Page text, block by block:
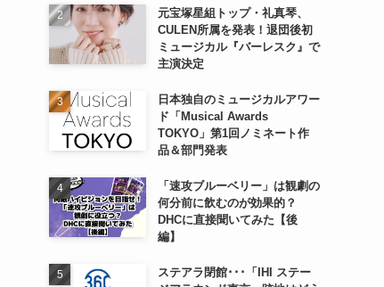
元宝塚星組トップ・礼真琴、
CULEN所属を発表！退団後初
ミュージカル『バーレスク』で
主演決定
日本独自のミュージカルアワー
ド「Musical Awards
TOKYO」第1回ノミネート作
品＆部門発表
「速攻ブルーベリー」は観劇の
何分前に飲むのが効果的？
DHCに直接聞いてみた【後
編】
ステアラ閉館･･･「IHI ステー